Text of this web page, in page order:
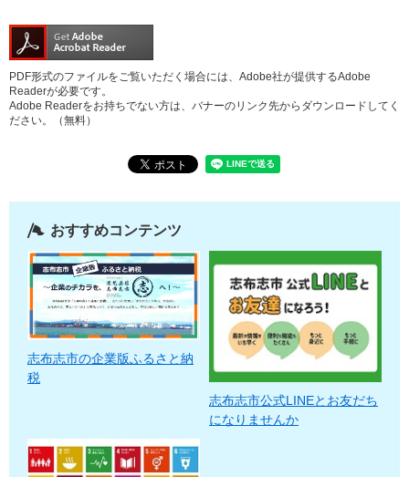
PDF形式のファイルをご覧いただく場合には、Adobe社が提供するAdobe
Readerが必要です。
Adobe Readerをお持ちでない方は、バナーのリンク先からダウンロードしてく
ださい。（無料）
おすすめコンテンツ
志布志市の企業版ふるさと納
税
志布志市公式LINEとお友だち
になりませんか